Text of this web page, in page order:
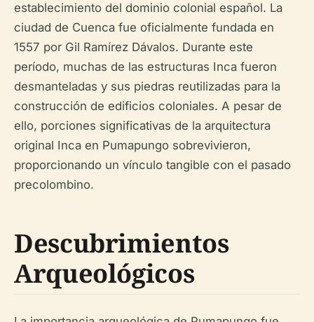
establecimiento del dominio colonial español. La
ciudad de Cuenca fue oficialmente fundada en
1557 por Gil Ramírez Dávalos. Durante este
período, muchas de las estructuras Inca fueron
desmanteladas y sus piedras reutilizadas para la
construcción de edificios coloniales. A pesar de
ello, porciones significativas de la arquitectura
original Inca en Pumapungo sobrevivieron,
proporcionando un vínculo tangible con el pasado
precolombino.
Descubrimientos
Arqueológicos